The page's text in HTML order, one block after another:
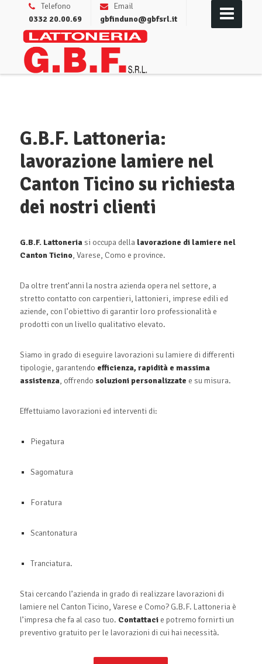
Telefono
0332 20.00.69
Email
gbfinduno@gbfsrl.it
G.B.F. Lattoneria:
lavorazione lamiere nel
Canton Ticino su richiesta
dei nostri clienti
G.B.F. Lattoneriasi occupa della lavorazione di lamiere nel
Canton Ticino, Varese, Como e province.
Da oltre trent’anni la nostra azienda opera nel settore, a
stretto contatto con carpentieri, lattonieri, imprese edili ed
aziende, con l’obiettivo di garantir loro professionalità e
prodotti con un livello qualitativo elevato.
Siamo in grado di eseguire lavorazioni su lamiere di differenti
tipologie, garantendo efficienza, rapidità e massima
assistenza, offrendo soluzioni personalizzate e su misura.
Effettuiamo lavorazioni ed interventi di:
Piegatura
Sagomatura
Foratura
Scantonatura
Tranciatura.
Stai cercando l’azienda in grado di realizzare lavorazioni di
lamiere nel Canton Ticino, Varese e Como? G.B.F. Lattoneria è
l’impresa che fa al caso tuo. Contattaci e potremo fornirti un
preventivo gratuito per le lavorazioni di cui hai necessità.